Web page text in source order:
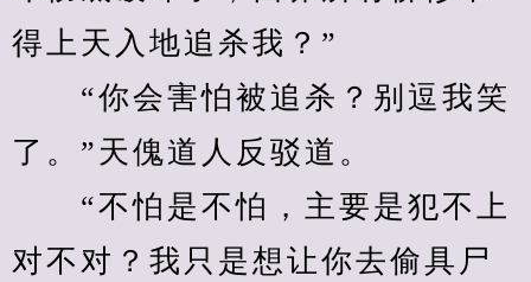
得上天入地追杀我？”
“你会害怕被追杀？别逗我笑
了。”天傀道人反驳道。
“不怕是不怕，主要是犯不上
对不对？我只是想让你去偷具尸